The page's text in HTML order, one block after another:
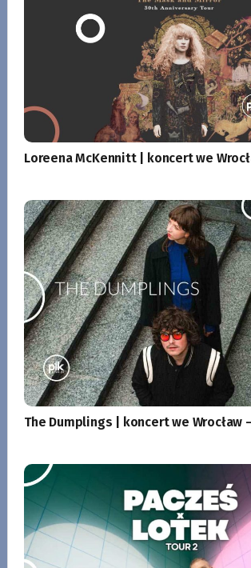
Loreena McKennitt | koncert we
The Dumplings | koncert we Wrocław